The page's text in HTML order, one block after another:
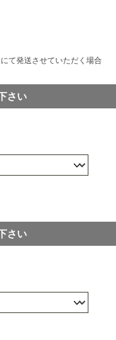
て発送させていただく場合
さい
さい